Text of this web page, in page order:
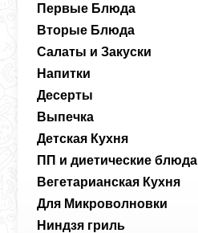
Первые Блюда
Вторые Блюда
Салаты и Закуски
Напитки
Десерты
Выпечка
Детская Кухня
ПП и диетические блюда
Вегетарианская Кухня
Для Микроволновки
Ниндзя гриль